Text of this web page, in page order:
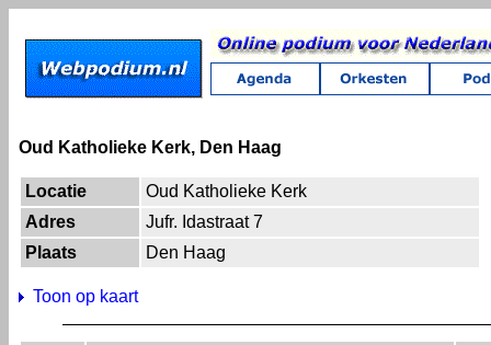
Oud Katholieke Kerk, Den Haag
Locatie
Oud Katholieke Kerk
Adres
Jufr. Idastraat 7
Plaats
Den Haag
Toon op kaart